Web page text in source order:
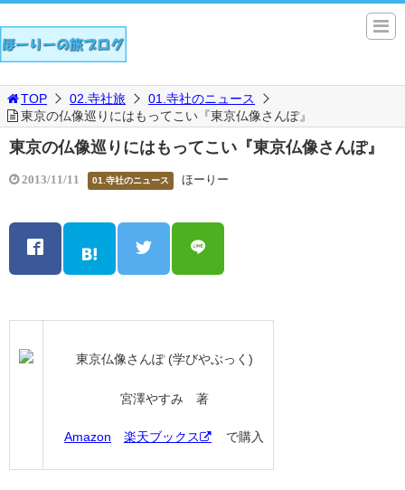
TOP 02.寺社旅
01.寺社のニュース
東京の仏像巡りにはもってこい『東京仏像さんぽ』
東京の仏像巡りにはもってこい『東京仏像さんぽ』
2013/11/11 01.寺社のニュース ほーりー
東京仏像さんぽ (学びやぶっく)
宮澤やすみ 著
Amazon 楽天ブックス で購入